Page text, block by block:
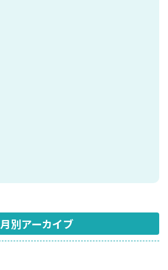
月別アーカイブ